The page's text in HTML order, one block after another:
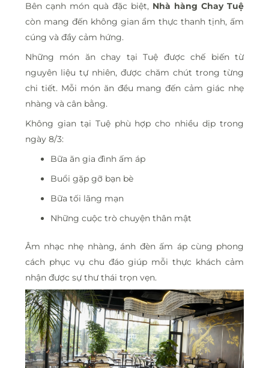
Bên cạnh món quà đặc biệt, Nhà hàng Chay Tuệ
còn mang đến không gian ẩm thực thanh tịnh, ấm
cúng và đầy cảm hứng.
Những món ăn chay tại Tuệ được chế biến từ
nguyên liệu tự nhiên, được chăm chút trong từng
chi tiết. Mỗi món ăn đều mang đến cảm giác nhẹ
nhàng và cân bằng.
Không gian tại Tuệ phù hợp cho nhiều dịp trong
ngày 8/3:
Bữa ăn gia đình ấm áp
Buổi gặp gỡ bạn bè
Bữa tối lãng mạn
Những cuộc trò chuyện thân mật
Âm nhạc nhẹ nhàng, ánh đèn ấm áp cùng phong
cách phục vụ chu đáo giúp mỗi thực khách cảm
nhận được sự thư thái trọn vẹn.